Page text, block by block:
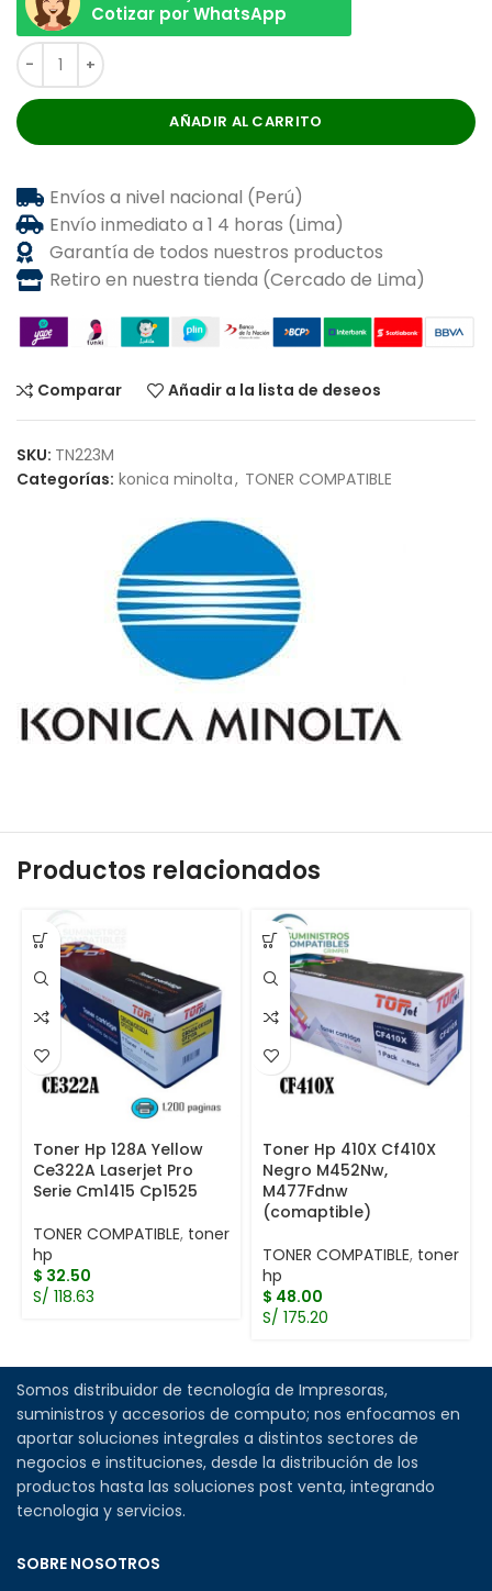
Cotizar por WhatsApp
AÑADIR AL CARRITO
Envíos a nivel nacional (Perú)
Envío inmediato a 1 4 horas (Lima)
Garantía de todos nuestros productos
Retiro en nuestra tienda (Cercado de Lima)
Comparar Añadir a la lista de deseos
SKU: TN223M
Categorías: konica minolta, TONER COMPATIBLE
Productos relacionados
Toner Hp 128A Yellow
Ce322A Laserjet Pro
Serie Cm1415 Cp1525
TONER COMPATIBLE, toner
hp
$ 32.50
S/ 118.63
Toner Hp 410X Cf410X
Negro M452Nw,
M477Fdnw
(comaptible)
TONER COMPATIBLE, toner
hp
$ 48.00
S/ 175.20
Somos distribuidor de tecnología de Impresoras,
suministros y accesorios de computo; nos enfocamos en
aportar soluciones integrales a distintos sectores de
negocios e instituciones, desde la distribución de los
productos hasta las soluciones post venta, integrando
tecnologia y servicios.
SOBRE NOSOTROS